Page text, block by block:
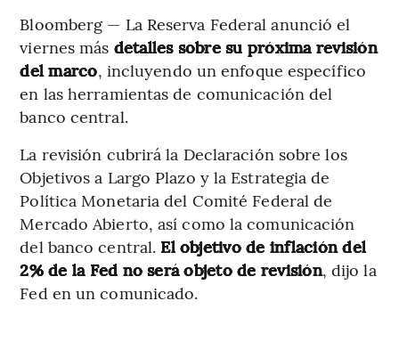
Bloomberg — La Reserva Federal anunció el
viernes más detalles sobre su próxima revisión
del marco, incluyendo un enfoque específico
en las herramientas de comunicación del
banco central.
La revisión cubrirá la Declaración sobre los
Objetivos a Largo Plazo y la Estrategia de
Política Monetaria del Comité Federal de
Mercado Abierto, así como la comunicación
del banco central. El objetivo de inflación del
2% de la Fed no será objeto de revisión, dijo la
Fed en un comunicado.